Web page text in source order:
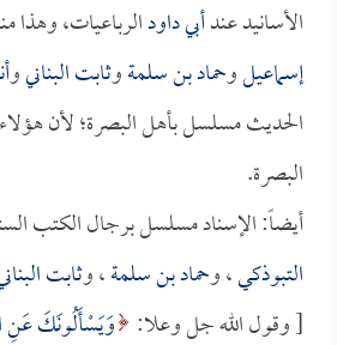
الأسانيد عندأبي داودالرباعيات، وهذا
إسماعيلوحماد بن سلمةوثابت البنانيو
الحديث مسلسل بأهل البصرة؛ لأن
البصرة.
أيضاً: الإسناد مسلسل برجال الكتب
التبوذكي، وحماد بن سلمة، وثابت
[ وقول الله جل وعلا: وَيَسْأَلُونَكَ